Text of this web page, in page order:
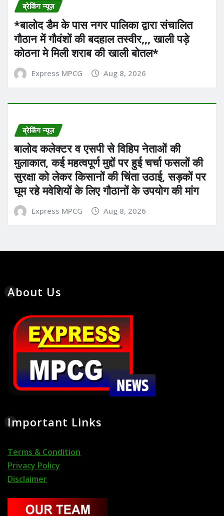
ब्रेकिंग न्यूज़
*बालोद डैम के पास नगर पालिका द्वारा संचालित
गौठान में गौवंशों की बदहाल तस्वीर,,, खाली पड़े
कोठना मे मिली शराब की खाली बोतल*
Express MPCG Aug 8, 2026
ब्रेकिंग न्यूज़
बालोद कलेक्टर व एसपी से विहिप नेताओं की
मुलाकात, कई महत्वपूर्ण मुद्दों पर हुई चर्चा फसलों की
सुरक्षा को लेकर किसानों की चिंता उठाई, सड़कों पर
घूम रहे मवेशियों के लिए गौठानों के उपयोग की मांग
Express MPCG Aug 8, 2026
About Us
Important Links
Terms & Condition
Privacy Policy
Disclaimer